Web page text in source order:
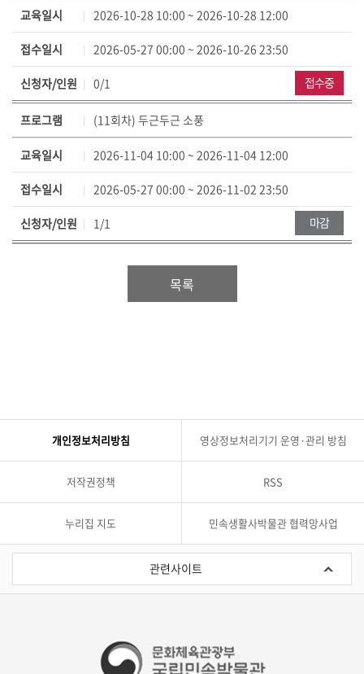
교육일시 2026-10-28 10:00 ~ 2026-10-28 12:00
접수일시 2026-05-27 00:00 ~ 2026-10-26 23:50
신청자/인원 0/1 접수중
프로그램 (11회차) 두근두근 소풍
교육일시 2026-11-04 10:00 ~ 2026-11-04 12:00
접수일시 2026-05-27 00:00 ~ 2026-11-02 23:50
신청자/인원 1/1 마감
목록
개인정보처리방침 영상정보처리기기 운영·관리 방침
저작권정책 RSS
누리집 지도 민속생활사박물관 협력망사업
관
이
관련사이트